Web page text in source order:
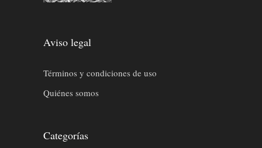
Aviso legal
Términos y condiciones de uso
Quiénes somos
Categorías